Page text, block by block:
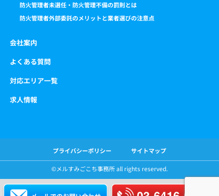
防火管理者未選任・防火管理不備の罰則とは
防火管理者外部委託のメリットと業者選びの注意点
会社案内
よくある質問
対応エリア一覧
求人情報
プライバシーポリシー サイトマップ
©️メルすみごこち事務所 all rights reserved.